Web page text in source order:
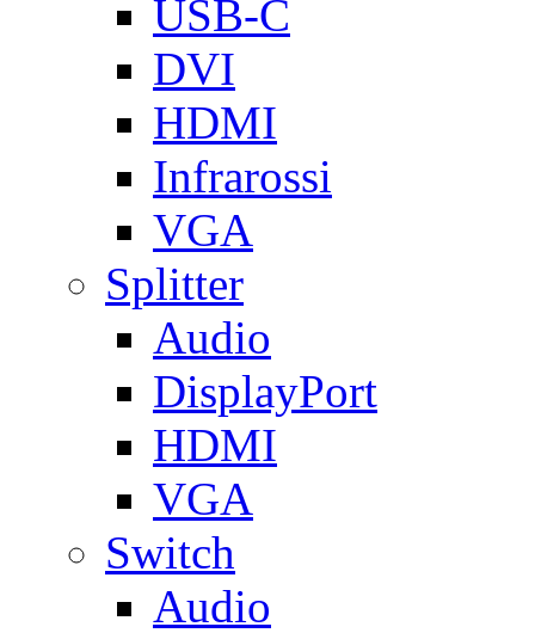
USB-C
DVI
HDMI
Infrarossi
VGA
Splitter
Audio
DisplayPort
HDMI
VGA
Switch
Audio